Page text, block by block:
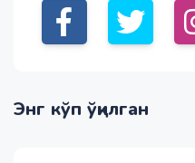
Энг кўп ўқилган